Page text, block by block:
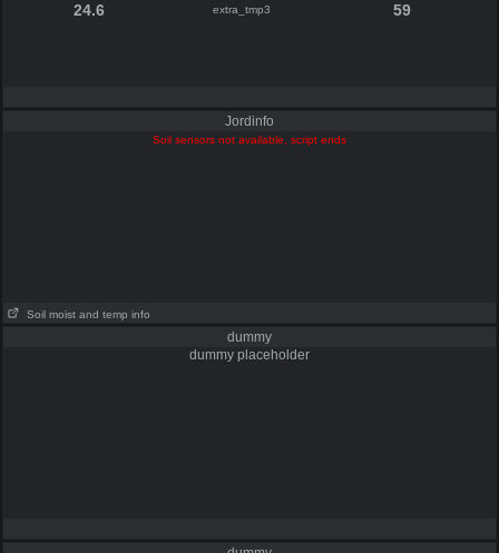
24.6 extra_tmp3 59
Jordinfo
Soil sensors not available, script ends
Soil moist and temp info
dummy
dummy placeholder